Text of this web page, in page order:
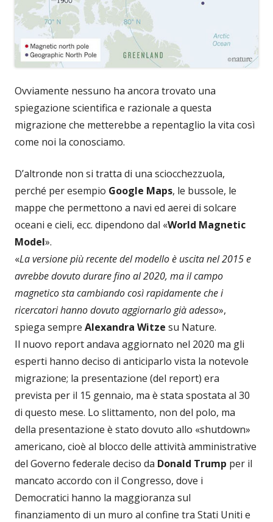
Ovviamente nessuno ha ancora trovato una
spiegazione scientifica e razionale a questa
migrazione che metterebbe a repentaglio la vita così
come noi la conosciamo.
D’altronde non si tratta di una sciocchezzuola,
perché per esempio Google Maps, le bussole, le
mappe che permettono a navi ed aerei di solcare
oceani e cieli, ecc. dipendono dal «World Magnetic
Model».
«La versione più recente del modello è uscita nel 2015 e
avrebbe dovuto durare fino al 2020, ma il campo
magnetico sta cambiando così rapidamente che i
ricercatori hanno dovuto aggiornarlo già adesso»,
spiega sempre Alexandra Witze su Nature.
Il nuovo report andava aggiornato nel 2020 ma gli
esperti hanno deciso di anticiparlo vista la notevole
migrazione; la presentazione (del report) era
prevista per il 15 gennaio, ma è stata spostata al 30
di questo mese. Lo slittamento, non del polo, ma
della presentazione è stato dovuto allo «shutdown»
americano, cioè al blocco delle attività amministrative
del Governo federale deciso da Donald Trump per il
mancato accordo con il Congresso, dove i
Democratici hanno la maggioranza sul
finanziamento di un muro al confine tra Stati Uniti e